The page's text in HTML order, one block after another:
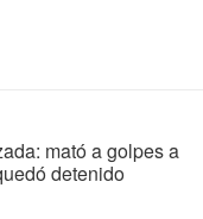
mató a golpes a
detenido